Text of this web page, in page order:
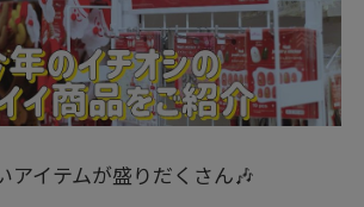
アイテムが盛りだくさん🎶